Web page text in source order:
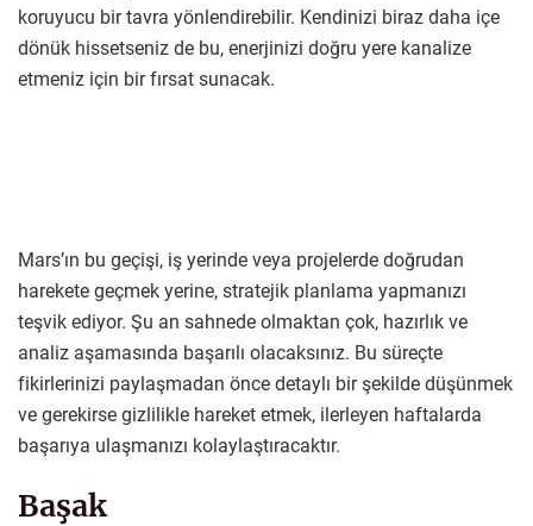
koruyucu bir tavra yönlendirebilir. Kendinizi biraz daha içe
dönük hissetseniz de bu, enerjinizi doğru yere kanalize
etmeniz için bir fırsat sunacak.
Mars’ın bu geçişi, iş yerinde veya projelerde doğrudan
harekete geçmek yerine, stratejik planlama yapmanızı
teşvik ediyor. Şu an sahnede olmaktan çok, hazırlık ve
analiz aşamasında başarılı olacaksınız. Bu süreçte
fikirlerinizi paylaşmadan önce detaylı bir şekilde düşünmek
ve gerekirse gizlilikle hareket etmek, ilerleyen haftalarda
başarıya ulaşmanızı kolaylaştıracaktır.
Başak